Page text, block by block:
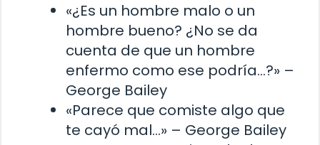
«¿Es un hombre malo o un
hombre bueno? ¿No se da
cuenta de que un hombre
enfermo como ese podría…?» –
George Bailey
«Parece que comiste algo que
te cayó mal…» – George Bailey